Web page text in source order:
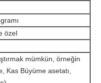
özel
mümkün, örneğin
Kas Büyüme asetatı,